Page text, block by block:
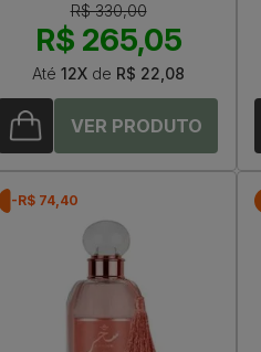
R$ 330,00
R$ 265,05
Até 12X de R$ 22,08
-R$ 74,40